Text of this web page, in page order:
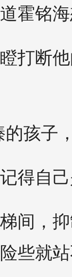
霍铭
打断
的孩子
得自
间，
些就